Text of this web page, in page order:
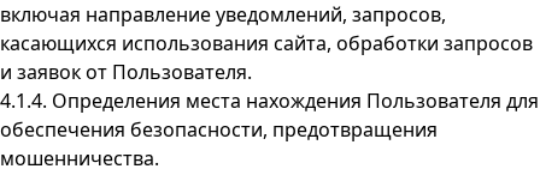
включая направление уведомлений, запросов,
касающихся использования сайта, обработки запросов
и заявок от Пользователя.
4.1.4. Определения места нахождения Пользователя для
обеспечения безопасности, предотвращения
мошенничества.